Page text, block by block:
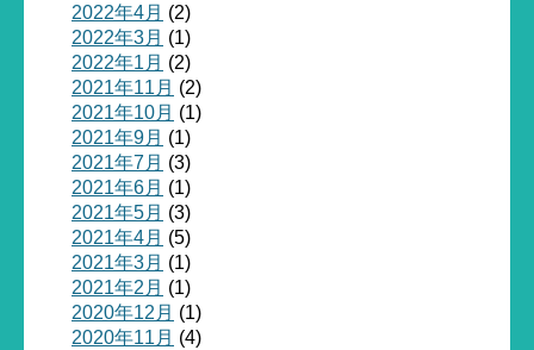
2022年4月 (2)
2022年3月 (1)
2022年1月 (2)
2021年11月 (2)
2021年10月 (1)
2021年9月 (1)
2021年7月 (3)
2021年6月 (1)
2021年5月 (3)
2021年4月 (5)
2021年3月 (1)
2021年2月 (1)
2020年12月 (1)
2020年11月 (4)